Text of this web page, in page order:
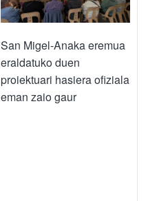
San Migel-Anaka eremua
eraldatuko duen
proiektuari hasiera ofiziala
eman zaio gaur